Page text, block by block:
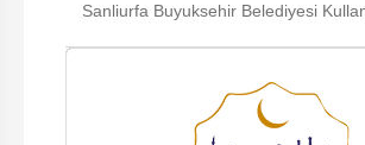
Sanliurfa Buyuksehir Belediyesi